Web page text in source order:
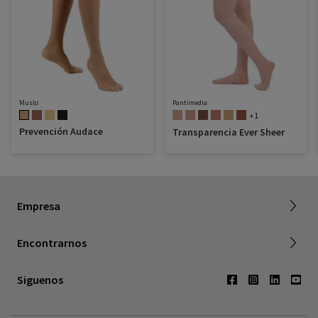
Muslo
Prevención Audace
Pantimedia
+1
Transparencia Ever Sheer
Empresa
Trabajar con nosotros
Encontrarnos
Contáctenos
Siguenos